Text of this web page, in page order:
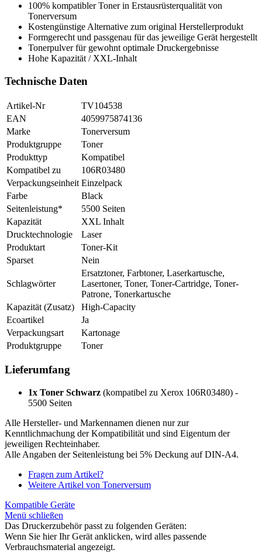
100% kompatibler Toner in Erstausrüsterqualität von
Tonerversum
Kostengünstige Alternative zum original Herstellerprodukt
Formgerecht und passgenau für das jeweilige Gerät hergestellt
Tonerpulver für gewohnt optimale Druckergebnisse
Hohe Kapazität / XXL-Inhalt
Technische Daten
Artikel-Nr
TV104538
EAN
4059975874136
Marke
Tonerversum
Produktgruppe
Toner
Produkttyp
Kompatibel
Kompatibel zu
106R03480
Verpackungseinheit Einzelpack
Farbe
Black
Seitenleistung*
5500 Seiten
Kapazität
XXL Inhalt
Drucktechnologie
Laser
Produktart
Toner-Kit
Sparset
Nein
Schlagwörter
Ersatztoner, Farbtoner, Laserkartusche,
Lasertoner, Toner, Toner-Cartridge, Toner-
Patrone, Tonerkartusche
Kapazität (Zusatz)
High-Capacity
Ecoartikel
Ja
Verpackungsart
Kartonage
Produktgruppe
Toner
Lieferumfang
1x Toner Schwarz (kompatibel zu Xerox 106R03480) -
5500 Seiten
Alle Hersteller- und Markennamen dienen nur zur
Kenntlichmachung der Kompatibilität und sind Eigentum der
jeweiligen Rechteinhaber.
Alle Angaben der Seitenleistung bei 5% Deckung auf DIN-A4.
Fragen zum Artikel?
Weitere Artikel von Tonerversum
Kompatible Geräte
Menü schließen
Das Druckerzubehör passt zu folgenden Geräten:
Wenn Sie hier Ihr Gerät anklicken, wird alles passende
Verbrauchsmaterial angezeigt.